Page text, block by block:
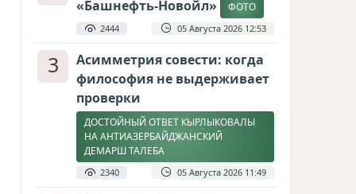
«Башнефть-Новойл»
ФОТО
2444 05 Августа 2026 12:53
3
Асимметрия совести: когда
философия не выдерживает
проверки
ДОСТОЙНЫЙ ОТВЕТ КЫРЛЫКОВАЛЫ
НА АНТИАЗЕРБАЙДЖАНСКИЙ
ДЕМАРШ ТАЛЕБА
2340 05 Августа 2026 11:49